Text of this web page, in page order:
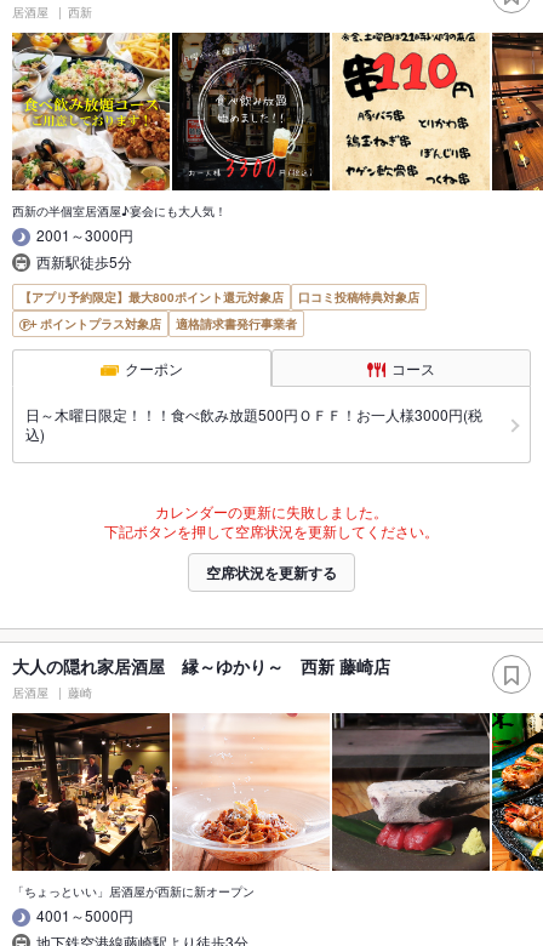
居酒屋 西新
西新の半個室居酒屋♪宴会にも大人気！
2001～3000円
西新駅徒歩5分
【アプリ予約限定】最大800ポイント還元対象店
口コミ投稿特典対象店
ポイントプラス対象店
適格請求書発行事業者
クーポン コース
日～木曜日限定！！！食べ飲み放題500円ＯＦＦ！お一人様3000円(税
込)
カレンダーの更新に失敗しました。
下記ボタンを押して空席状況を更新してください。
空席状況を更新する
大人の隠れ家居酒屋 縁～ゆかり～ 西新 藤崎店
居酒屋 藤崎
「ちょっといい」居酒屋が西新に新オープン
4001～5000円
地下鉄空港線藤崎駅より徒歩3分